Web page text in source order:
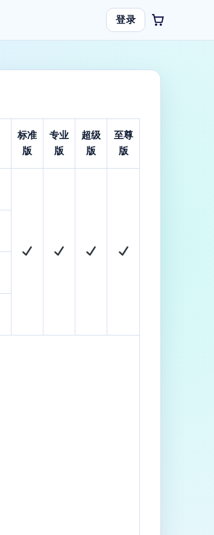
登录
标准
版
专业
版
超级
版
至尊
版